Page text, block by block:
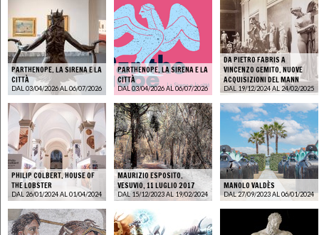
PARTHENOPE. LA SIRENA E LA
CITTÀ
DAL 03/04/2026 AL 06/07/2026
PARTHENOPE. LA SIRENA E LA
CITTÀ
DAL 03/04/2026 AL 06/07/2026
DA PIETRO FABRIS A
VINCENZO GEMITO. NUOVE
ACQUISIZIONI DEL MANN
DAL 19/12/2024 AL 24/02/2025
PHILIP COLBERT. HOUSE OF
THE LOBSTER
DAL 26/01/2024 AL 01/04/2024
MAURIZIO ESPOSITO.
VESUVIO, 11 LUGLIO 2017
DAL 15/12/2023 AL 19/02/2024
MANOLO VALDÈS
DAL 27/09/2023 AL 06/01/2024